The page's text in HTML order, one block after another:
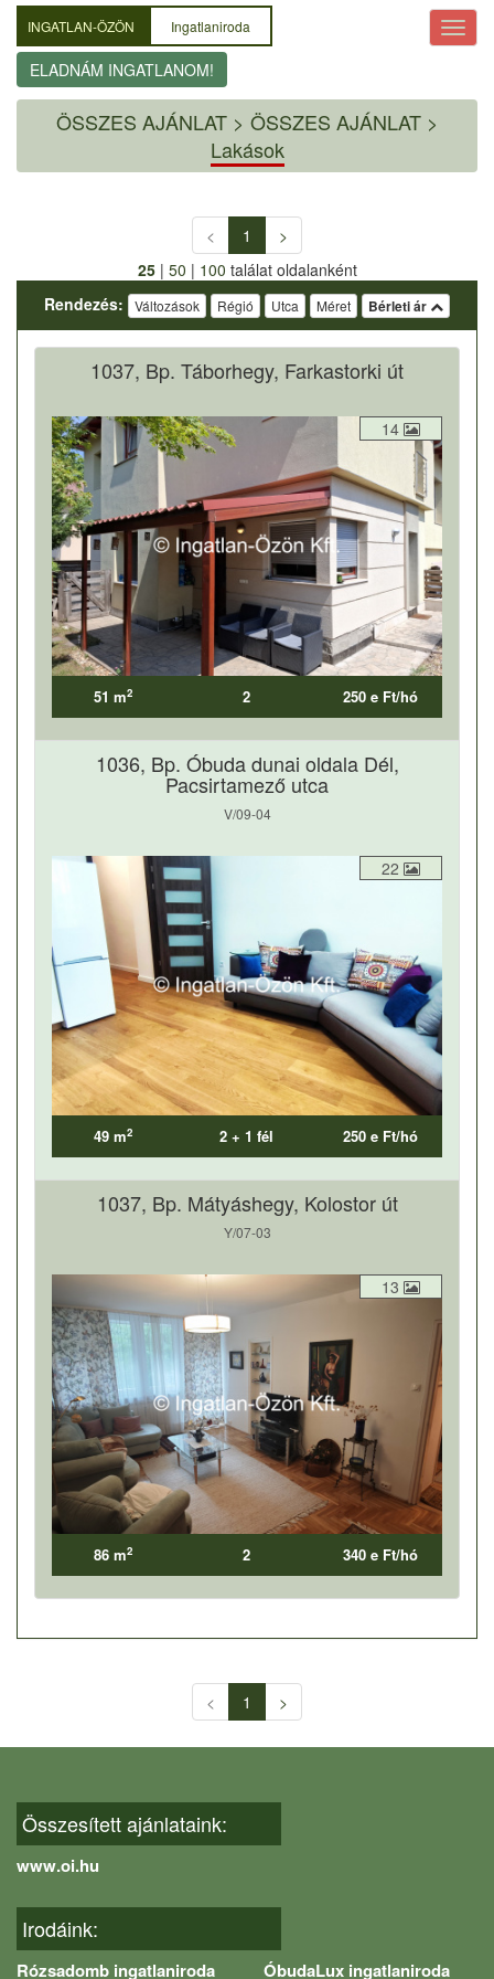
INGATLAN-ÖZÖN Ingatlaniroda
ELADNÁM INGATLANOM!
ÖSSZES AJÁNLAT> ÖSSZES AJÁNLAT >
Lakások
< 1
>
25| 50 | 100 találat oldalanként
Rendezés:
Változások Régió Utca Méret Bérleti ár
1037, Bp. Táborhegy, Farkastorki út
14
51 m2 2 250 e Ft/hó
1036, Bp. Óbuda dunai oldala Dél,
Pacsirtamező utca
V/09-04
22
49 m2 2 + 1 fél 250 e Ft/hó
1037, Bp. Mátyáshegy, Kolostor út
Y/07-03
13
86 m2 2 340 e Ft/hó
< 1 >
Összesített ajánlataink:
www.oi.hu
Irodáink:
Rózsadomb ingatlaniroda ÓbudaLux ingatlaniroda